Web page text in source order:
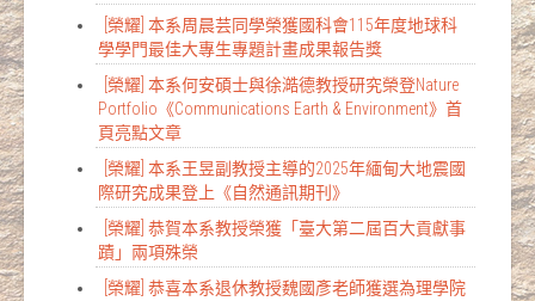
[榮耀] 本系周晨芸同學榮獲國科會115年度地球科
學學門最佳大專生專題計畫成果報告獎
[榮耀] 本系何安碩士與徐澔德教授研究榮登Nature
Portfolio《Communications Earth & Environment》首
頁亮點文章
[榮耀] 本系王昱副教授主導的2025年緬甸大地震國
際研究成果登上《自然通訊期刊》
[榮耀] 恭賀本系教授榮獲「臺大第二屆百大貢獻事
蹟」兩項殊榮
[榮耀] 恭喜本系退休教授魏國彥老師獲選為理學院